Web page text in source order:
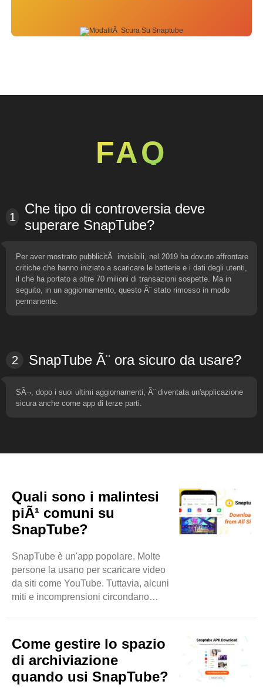
FAQ
1
Che tipo di controversia deve
superare SnapTube?
Per aver mostrato pubblicitÃ invisibili, nel 2019 ha dovuto affrontare
critiche che hanno iniziato a scaricare le batterie e i dati degli utenti,
il che ha portato a oltre 70 milioni di transazioni sospette. Ma in
seguito, in un aggiornamento, questo Ã¨ stato rimosso in modo
permanente.
2 SnapTube Ã¨ ora sicuro da usare?
SÃ¬, dopo i suoi ultimi aggiornamenti, Ã¨ diventata un'applicazione
sicura anche come app di terze parti.
Quali sono i malintesi
piÃ¹ comuni su
SnapTube?
SnapTube è un'app popolare. Molte
persone la usano per scaricare video
da siti come YouTube. Tuttavia, alcuni
miti e incomprensioni circondano
illegale Un grande mito è che
SnapTube sia illegale. Questa idea
deriva dal fatto che scarica video.
Molte persone pensano che scaricare
Come gestire lo spazio
di archiviazione
quando usi SnapTube?